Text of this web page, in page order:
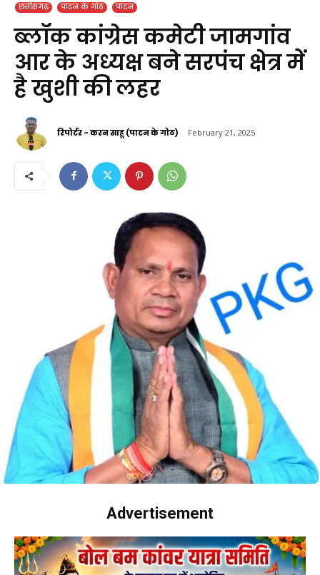
छत्तीसगढ़ पाटन के गोठ पाटन
ब्लॉक कांग्रेस कमेटी जामगांव
आर के अध्यक्ष बने सरपंच क्षेत्र में
है खुशी की लहर
रिपोर्टर - करन साहू (पाटन के गोठ) February 21, 2025
Advertisement